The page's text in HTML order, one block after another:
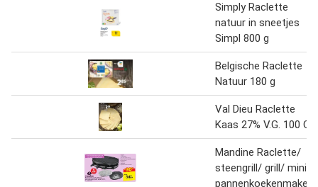
Simply Raclette
natuur in sneetjes
Simpl 800 g
Belgische Raclette
Natuur 180 g
Val Dieu Raclette
Kaas 27% V.G. 100 G
Mandine Raclette/
steengrill/ grill/ mini-
pannenkoekenmaker